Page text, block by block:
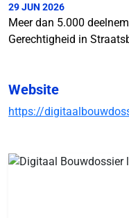
29 JUN 2026
Meer dan 5.000
Gerechtigheid in
Website
https://